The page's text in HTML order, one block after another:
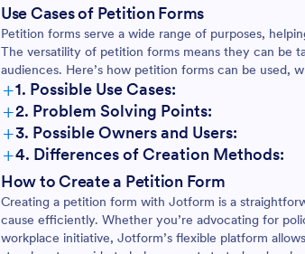
Use Cases of Petition Forms
Petition forms serve a wide range of purposes,
The versatility of petition forms means they can be
audiences. Here’s how petition forms can be used,
+1. Possible Use Cases:
+2. Problem Solving Points:
+3. Possible Owners and Users:
+4. Differences of Creation Methods:
How to Create a Petition Form
Creating a petition form with Jotform is a
cause efficiently. Whether you’re advocating for
workplace initiative, Jotform’s flexible platform